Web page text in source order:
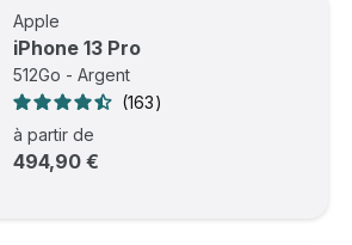
Apple
iPhone 13 Pro
512Go - Argent
163
à partir de
494,90 €